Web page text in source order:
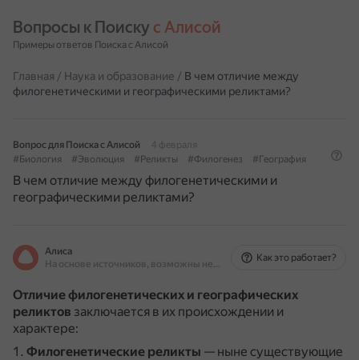
Вопросы к Поиску с Алисой
Примеры ответов Поиска с Алисой
Главная / Наука и образование / В чем отличие между
филогенетическими и географическими реликтами?
Вопрос для Поиска с Алисой
4 февраля
#Биология
#Эволюция #Реликты #Филогенез #География
В чем отличие между филогенетическими и
географическими реликтами?
Алиса
На основе источников, возможны неточности
Как это работает?
Отличие филогенетических и географических
реликтов заключается в их происхождении и
характере:
Филогенетические реликты — ныне существующие